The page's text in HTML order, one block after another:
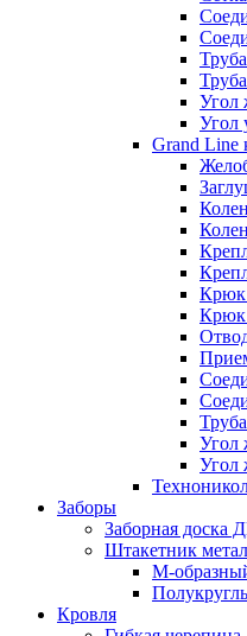
Угол
Угол
Grand Line
Крюк
Крюк
Угол
Угол
Заборы
Заборная доска
Штакетник
М-
Кровля